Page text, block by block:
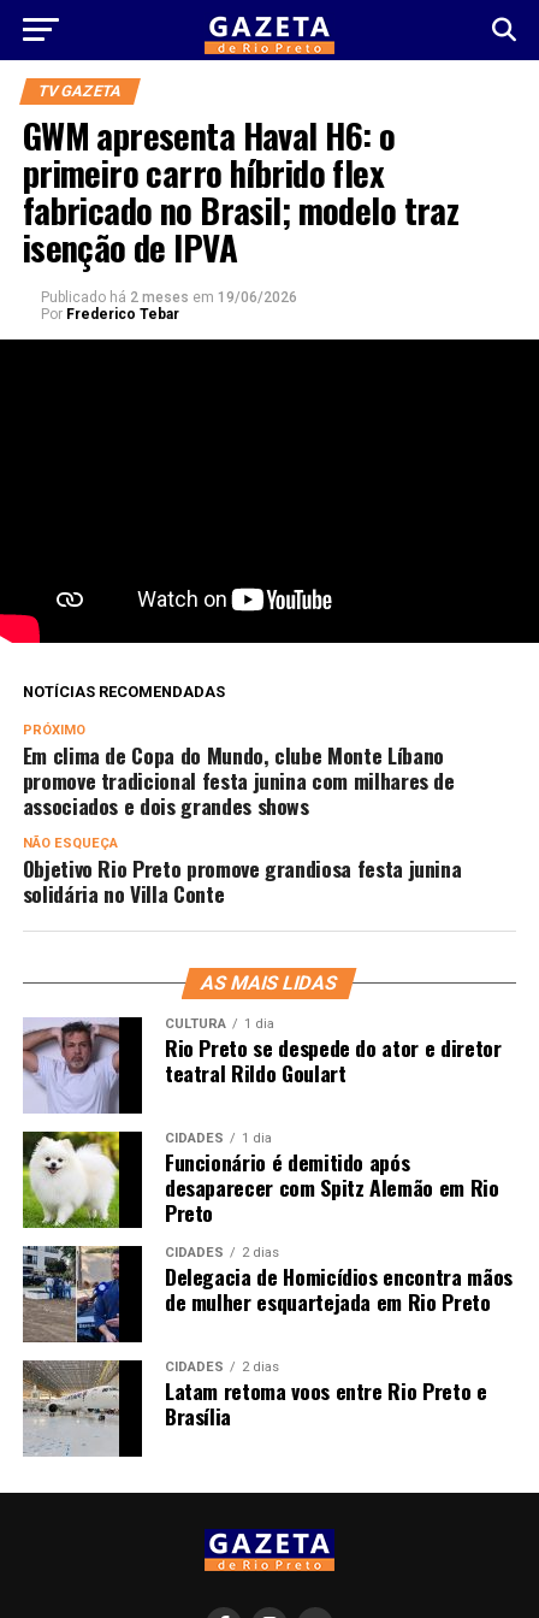
TV GAZETA
GWM apresenta Haval H6: o
primeiro carro híbrido flex
fabricado no Brasil; modelo traz
isenção de IPVA
Publicado há 2 meses em 19/06/2026
Por Frederico Tebar
NOTÍCIAS RECOMENDADAS
PRÓXIMO
Em clima de Copa do Mundo, clube Monte Líbano
promove tradicional festa junina com milhares de
associados e dois grandes shows
NÃO ESQUEÇA
Objetivo Rio Preto promove grandiosa festa junina
solidária no Villa Conte
AS MAIS LIDAS
CULTURA 1 dia
Rio Preto se despede do ator e diretor
teatral Rildo Goulart
CIDADES 1 dia
Funcionário é demitido após
desaparecer com Spitz Alemão em Rio
Preto
CIDADES 2 dias
Delegacia de Homicídios encontra mãos
de mulher esquartejada em Rio Preto
CIDADES 2 dias
Latam retoma voos entre Rio Preto e
Brasília